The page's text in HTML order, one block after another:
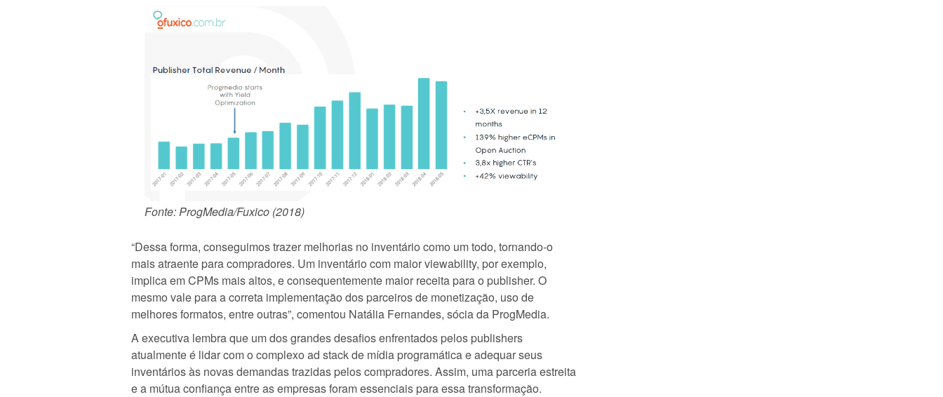
Fonte: ProgMedia/Fuxico (2018)
“Dessa forma, conseguimos trazer melhorias no inventário como um todo, tornando-o
mais atraente para compradores. Um inventário com maior viewability, por exemplo,
implica em CPMs mais altos, e consequentemente maior receita para o publisher. O
mesmo vale para a correta implementação dos parceiros de monetização, uso de
melhores formatos, entre outras”, comentou Natália Fernandes, sócia da ProgMedia.
A executiva lembra que um dos grandes desafios enfrentados pelos publishers
atualmente é lidar com o complexo ad stack de mídia programática e adequar seus
inventários às novas demandas trazidas pelos compradores. Assim, uma parceria estreita
e a mútua confiança entre as empresas foram essenciais para essa transformação.